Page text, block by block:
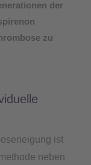
der
zu
ist
neben